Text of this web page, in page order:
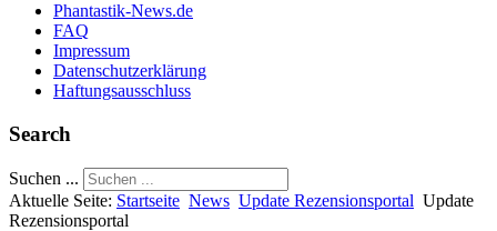
Phantastik-News.de
FAQ
Impressum
Datenschutzerklärung
Haftungsausschluss
Search
Suchen ...
Aktuelle Seite: Startseite News Update Rezensionsportal Update
Rezensionsportal